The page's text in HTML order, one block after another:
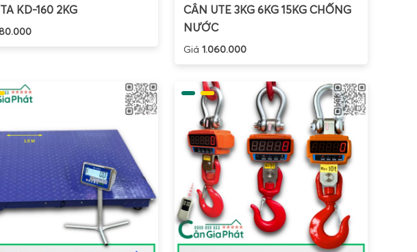
KD-160 2KG
CÂN UTE 3KG 6KG 15KG CHỐNG
NƯỚC
Giá 1.060.000